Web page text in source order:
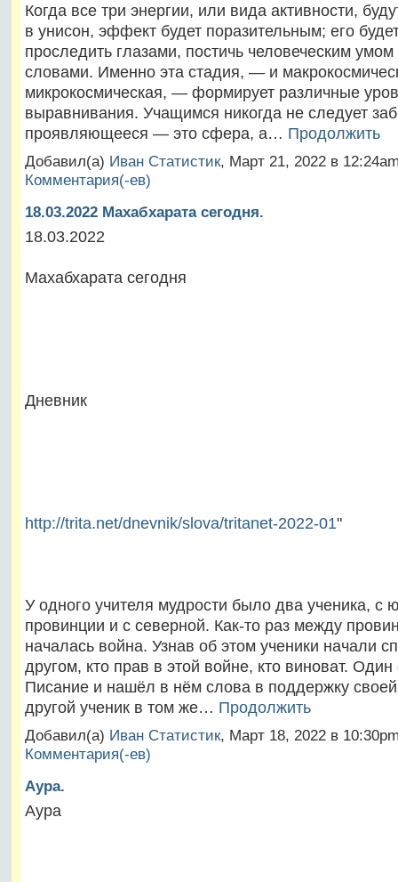
Когда все три энергии, или вида активности,
в унисон, эффект будет поразительным; его
проследить глазами, постичь человеческим
словами. Именно эта стадия, — и
микрокосмическая, — формирует различные
выравнивания. Учащимся никогда не следует
проявляющееся — это сфера, а… Продолжить
Добавил(а) Иван Статистик, Март 21, 2022 в
Комментария(-ев)
18.03.2022 Махабхарата сегодня.
18.03.2022
Махабхарата сегодня
Дневник
http://trita.net/dnevnik/slova/tritanet-2022-01"
У одного учителя мудрости было два ученика, с
провинции и с северной. Как-то раз между
началась война. Узнав об этом ученики начали
другом, кто прав в этой войне, кто виноват. Один
Писание и нашёл в нём слова в поддержку
другой ученик в том же… Продолжить
Добавил(а) Иван Статистик, Март 18, 2022 в
Комментария(-ев)
Аура.
Аура